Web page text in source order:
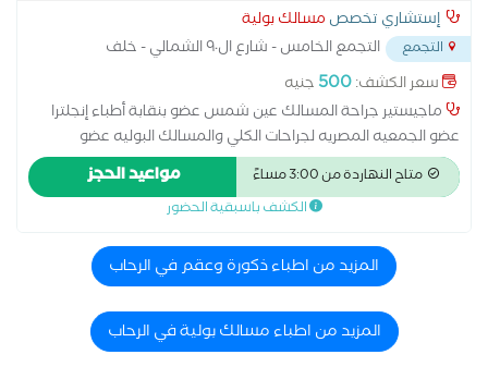
إستشاري تخصص مسالك بولية
التجمع
التجمع الخامس - شارع ال٩٠ الشمالي - خلف
المستشفي الجوي...سعر الكشف:500 جنيه
ماجيستير جراحة المسالك عين شمس عضو بنقابة أطباء إنجلترا
عضو الجمعيه المصريه لجراحات الكلي والمسالك البوليه عضو
الجمعيه الاوروبيه للمسالك البوليه استشاري جراحة المسالك البوليه
بالمعهد القومي للكلي والمسالك البول و متخصص فى: - علاج
حصوات الكلى والحالب والمثانة - علاج التضخم الشيخوخي للبروستاتا
وتأخر الإنجاب - علاج السلس البولي عند السيدات
متاح النهاردة من 3:00 مساءً مواعيد الحجز
الكشف باسبقية الحضور
المزيد من اطباء ذكورة وعقم في الرحاب
المزيد من اطباء مسالك بولية في الرحاب